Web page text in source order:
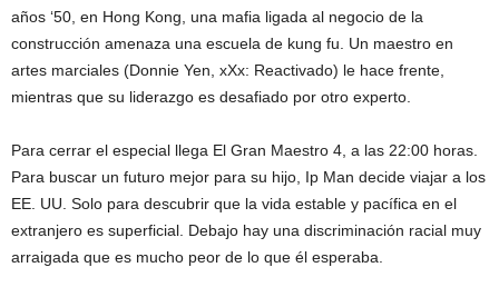
años ‘50, en Hong Kong, una mafia ligada al negocio de la
construcción amenaza una escuela de kung fu. Un maestro en
artes marciales (Donnie Yen, xXx: Reactivado) le hace frente,
mientras que su liderazgo es desafiado por otro experto.
Para cerrar el especial llega El Gran Maestro 4, a las 22:00 horas.
Para buscar un futuro mejor para su hijo, Ip Man decide viajar a los
EE. UU. Solo para descubrir que la vida estable y pacífica en el
extranjero es superficial. Debajo hay una discriminación racial muy
arraigada que es mucho peor de lo que él esperaba.